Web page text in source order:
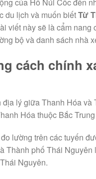
du lịch và muốn biếtTừ
viết này sẽ là cẩm
bộ và danh sách nhà
cách chính
địa lý giữa Thanh Hóa
Hóa thuộc Bắc
lường trên các tuyến
Thành phố Thái Nguyên
Nguyên.